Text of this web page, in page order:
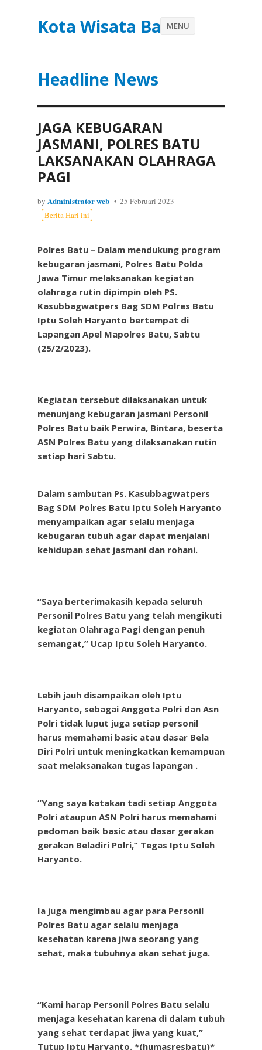
Kota Wisata Batu
Headline News
MENU
JAGA KEBUGARAN
JASMANI, POLRES BATU
LAKSANAKAN OLAHRAGA
PAGI
by Administrator web
25 Februari 2023
Berita Hari ini
Polres Batu – Dalam mendukung program
kebugaran jasmani, Polres Batu Polda
Jawa Timur melaksanakan kegiatan
olahraga rutin dipimpin oleh PS.
Kasubbagwatpers Bag SDM Polres Batu
Iptu Soleh Haryanto bertempat di
Lapangan Apel Mapolres Batu, Sabtu
(25/2/2023).
Kegiatan tersebut dilaksanakan untuk
menunjang kebugaran jasmani Personil
Polres Batu baik Perwira, Bintara, beserta
ASN Polres Batu yang dilaksanakan rutin
setiap hari Sabtu.
Dalam sambutan Ps. Kasubbagwatpers
Bag SDM Polres Batu Iptu Soleh Haryanto
menyampaikan agar selalu menjaga
kebugaran tubuh agar dapat menjalani
kehidupan sehat jasmani dan rohani.
“Saya berterimakasih kepada seluruh
Personil Polres Batu yang telah mengikuti
kegiatan Olahraga Pagi dengan penuh
semangat,” Ucap Iptu Soleh Haryanto.
Lebih jauh disampaikan oleh Iptu
Haryanto, sebagai Anggota Polri dan Asn
Polri tidak luput juga setiap personil
harus memahami basic atau dasar Bela
Diri Polri untuk meningkatkan kemampuan
saat melaksanakan tugas lapangan .
“Yang saya katakan tadi setiap Anggota
Polri ataupun ASN Polri harus memahami
pedoman baik basic atau dasar gerakan
gerakan Beladiri Polri,” Tegas Iptu Soleh
Haryanto.
Ia juga mengimbau agar para Personil
Polres Batu agar selalu menjaga
kesehatan karena jiwa seorang yang
sehat, maka tubuhnya akan sehat juga.
“Kami harap Personil Polres Batu selalu
menjaga kesehatan karena di dalam tubuh
yang sehat terdapat jiwa yang kuat,”
Tutup Iptu Haryanto. *(humasresbatu)*